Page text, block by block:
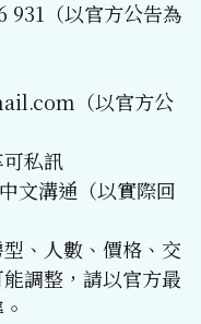
931（以官方公告為
（以官方公
私訊
文溝通（以實際回
、人數、價格、交
調整，請以官方最